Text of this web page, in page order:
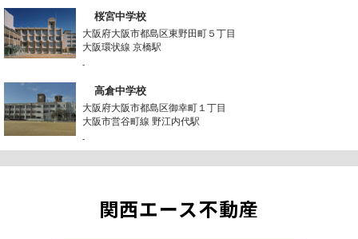
桜宮中学校
大阪府大阪市都島区東野田町５丁目
大阪環状線 京橋駅
-
高倉中学校
大阪府大阪市都島区御幸町１丁目
大阪市営谷町線 野江内代駅
-
関西エース不動産